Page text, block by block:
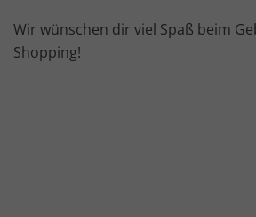
Wir wünschen dir viel Spaß beim
Shopping!